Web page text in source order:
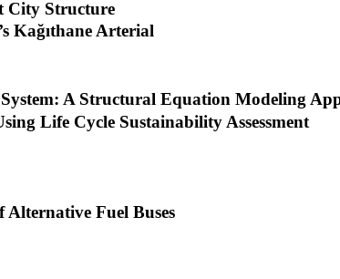
City Structure
A Structural Equation Modeling
Kağıthane Arterial
Life Cycle Sustainability Assessment
Fuel Buses